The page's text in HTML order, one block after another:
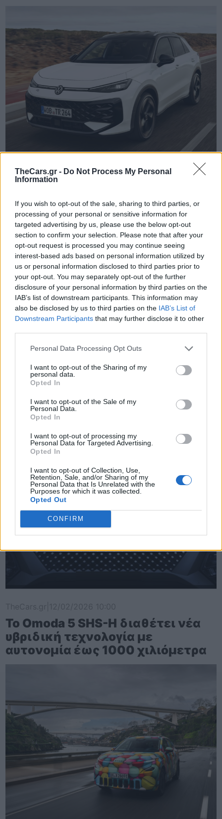
TheCars.gr - Do Not Process My Personal
Information
If you wish to opt-out of the sale, sharing to third parties, or
processing of your personal or sensitive information for
targeted advertising by us, please use the below opt-out
section to confirm your selection. Please note that after your
opt-out request is processed you may continue seeing
interest-based ads based on personal information utilized by
us or personal information disclosed to third parties prior to
your opt-out. You may separately opt-out of the further
disclosure of your personal information by third parties on the
IAB’s list of downstream participants. This information may
also be disclosed by us to third parties on the IAB’s List of
Downstream Participants that may further disclose it to other
Personal Data Processing Opt Outs
I want to opt-out of the Sharing of my
personal data.
Opted In
I want to opt-out of the Sale of my
Personal Data.
Opted In
I want to opt-out of processing my
Personal Data for Targeted Advertising.
Opted In
I want to opt-out of Collection, Use,
Retention, Sale, and/or Sharing of my
Personal Data that Is Unrelated with the
Purposes for which it was collected.
Opted Out
CONFIRM
TheCars.gr|16/02/2026 20:00
Η Volkswagen παρουσιάζει το νέο
T-Roc
TheCars.gr| 12/02/2026 13:00
Το νέο BYD ATTO 3 EVO είναι
διαθέσιμο με τετρακίνηση και
αυτονομία έως 510 χλμ
Το Omoda 5 SHS-H διαθέτει νέα
υβριδική τεχνολογία με
αυτονομία έως 1000 χιλιόμετρα